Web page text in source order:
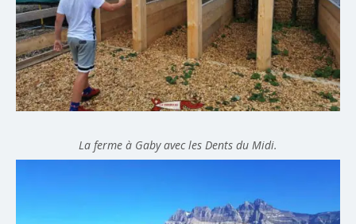
La ferme à Gaby avec les Dents du Midi.